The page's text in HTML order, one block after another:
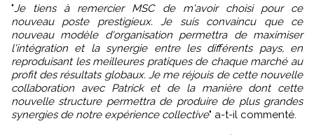
" Je tiens à remercier MSC de m'avoir choisi pour ce
nouveau poste prestigieux. Je suis convaincu que ce
nouveau modèle d'organisation permettra de maximiser
l'intégration et la synergie entre les différents pays, en
reproduisant les meilleures pratiques de chaque marché au
profit des résultats globaux. Je me réjouis de cette nouvelle
collaboration avec Patrick et de la manière dont cette
nouvelle structure permettra de produire de plus grandes
synergies de notre expérience collective" a-t-il commenté.